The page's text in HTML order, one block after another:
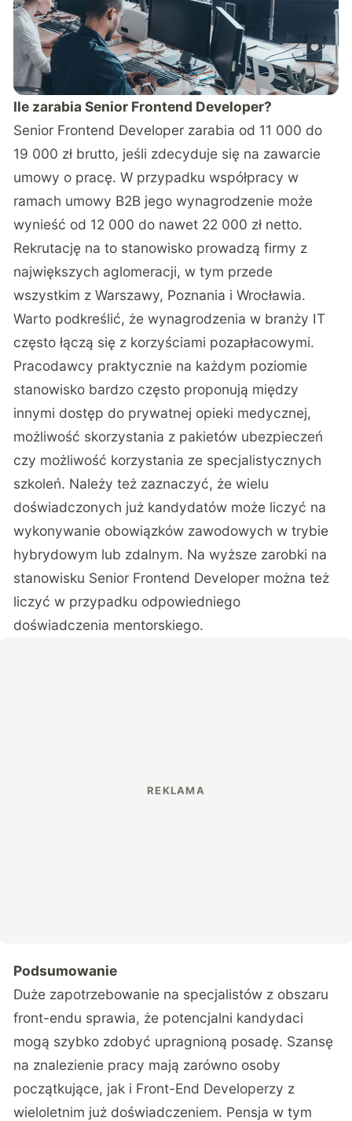
Ile zarabia Senior Frontend Developer?
Senior Frontend Developer zarabia od 11 000 do
19 000 zł brutto, jeśli zdecyduje się na zawarcie
umowy o pracę. W przypadku współpracy w
ramach umowy B2B jego wynagrodzenie może
wynieść od 12 000 do nawet 22 000 zł netto.
Rekrutację na to stanowisko prowadzą firmy z
największych aglomeracji, w tym przede
wszystkim z Warszawy, Poznania i Wrocławia.
Warto podkreślić, że wynagrodzenia w branży IT
często łączą się z korzyściami pozapłacowymi.
Pracodawcy praktycznie na każdym poziomie
stanowisko bardzo często proponują między
innymi dostęp do prywatnej opieki medycznej,
możliwość skorzystania z pakietów ubezpieczeń
czy możliwość korzystania ze specjalistycznych
szkoleń. Należy też zaznaczyć, że wielu
doświadczonych już kandydatów może liczyć na
wykonywanie obowiązków zawodowych w trybie
hybrydowym lub zdalnym. Na wyższe zarobki na
stanowisku Senior Frontend Developer można też
liczyć w przypadku odpowiedniego
doświadczenia mentorskiego.
Podsumowanie
Duże zapotrzebowanie na specjalistów z obszaru
front-endu sprawia, że potencjalni kandydaci
mogą szybko zdobyć upragnioną posadę. Szansę
na znalezienie pracy mają zarówno osoby
początkujące, jak i Front-End Developerzy z
wieloletnim już doświadczeniem. Pensja w tym